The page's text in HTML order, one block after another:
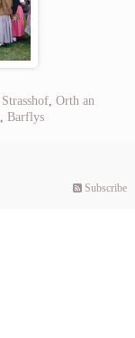
Strasshof, Orth an
Barflys
Subscribe